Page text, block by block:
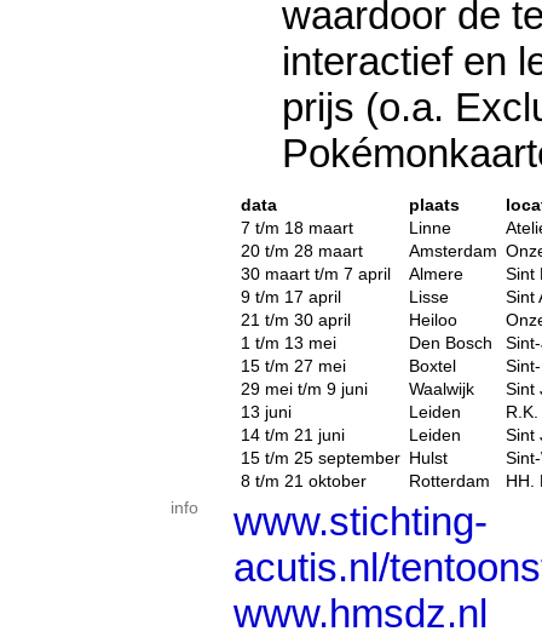
waardoor de
interactief en
prijs (o.a.
data plaats
7 t/m 18 maart
Linne
20 t/m 28 maart
Amsterdam
30 maart t/m 7 april
Almere
Sint
9 t/m 17 april
Lisse
Sint
21 t/m 30 april
Heiloo
1 t/m 13 mei
Den Bosch
15 t/m 27 mei
Boxtel
29 mei t/m 9 juni
Waalwijk
Sint
13 juni
Leiden
14 t/m 21 juni
Leiden
Sint
15 t/m 25 september Hulst
8 t/m 21 oktober
Rotterdam
HH.
info
www.stichting-
acutis.nl/
www.hmsdz.nl